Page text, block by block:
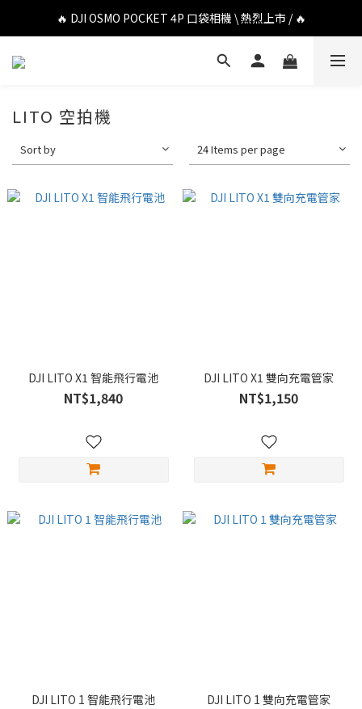
🔥 DJI OSMO POCKET 4P 口袋相機 \ 熱烈上市 / 🔥
🔥 DJI OSMO POCKET 4P 口袋相機 \ 熱烈上市 / 🔥
🔥 Insta360 Luna Ultra 雲台相機 \ 熱烈上市 / 🔥
🔥 DJI OSMO POCKET 4P 口袋相機 \ 熱烈上市 / 🔥
LITO 空拍機
Sort by 24 Items per page
DJI LITO X1 智能飛行電池
NT$1,840
DJI LITO X1 雙向充電管家
NT$1,150
DJI LITO 1 智能飛行電池 DJI LITO 1 雙向充電管家